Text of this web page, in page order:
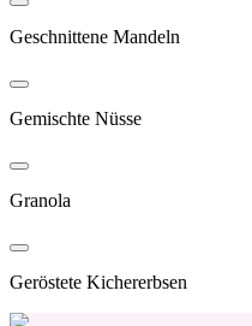
Geschnittene Mandeln
Gemischte Nüsse
Granola
Geröstete Kichererbsen